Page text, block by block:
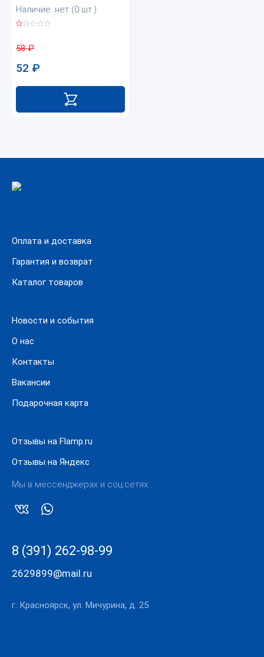
Наличие: нет (0 шт.)
58₽
52 ₽
Оплата и доставка
Гарантия и возврат
Каталог товаров
Новости и события
О нас
Контакты
Вакансии
Подарочная карта
Отзывы на Flamp.ru
Отзывы на Яндекс
Мы в мессенджерах и соц.сетях:
8 (391) 262-98-99
2629899@mail.ru
г. Красноярск, ул. Мичурина, д. 25